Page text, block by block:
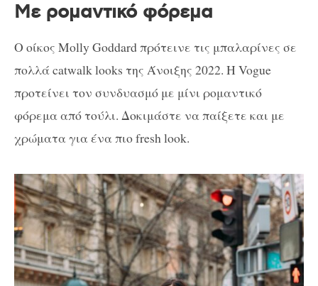
Με ρομαντικό φόρεμα
Ο οίκος Molly Goddard πρότεινε τις μπαλαρίνες σε
πολλά catwalk looks της Άνοιξης 2022. Η Vogue
προτείνει τον συνδυασμό με μίνι ρομαντικό
φόρεμα από τούλι. Δοκιμάστε να παίξετε και με
χρώματα για ένα πιο fresh look.